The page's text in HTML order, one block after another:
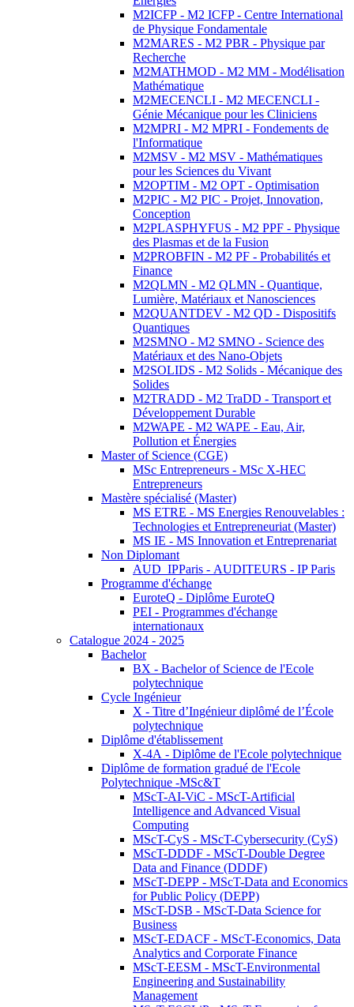
M2ICFP - M2 ICFP - Centre International
de Physique Fondamentale
M2MARES - M2 PBR - Physique par
Recherche
M2MATHMOD - M2 MM - Modélisation
Mathématique
M2MECENCLI - M2 MECENCLI -
Génie Mécanique pour les Cliniciens
M2MPRI - M2 MPRI - Fondements de
l'Informatique
M2MSV - M2 MSV - Mathématiques
pour les Sciences du Vivant
M2OPTIM - M2 OPT - Optimisation
M2PIC - M2 PIC - Projet, Innovation,
Conception
M2PLASPHYFUS - M2 PPF - Physique
des Plasmas et de la Fusion
M2PROBFIN - M2 PF - Probabilités et
Finance
M2QLMN - M2 QLMN - Quantique,
Lumière, Matériaux et Nanosciences
M2QUANTDEV - M2 QD - Dispositifs
Quantiques
M2SMNO - M2 SMNO - Science des
Matériaux et des Nano-Objets
M2SOLIDS - M2 Solids - Mécanique des
Solides
M2TRADD - M2 TraDD - Transport et
Développement Durable
M2WAPE - M2 WAPE - Eau, Air,
Pollution et Énergies
Master of Science (CGE)
MSc Entrepreneurs - MSc X-HEC
Entrepreneurs
Mastère spécialisé (Master)
MS ETRE - MS Energies Renouvelables :
Technologies et Entrepreneuriat (Master)
MS IE - MS Innovation et Entreprenariat
Non Diplomant
AUD_IPParis - AUDITEURS - IP Paris
Programme d'échange
EuroteQ - Diplôme EuroteQ
PEI - Programmes d'échange
internationaux
Catalogue 2024 - 2025
Bachelor
BX - Bachelor of Science de l'Ecole
polytechnique
Cycle Ingénieur
X - Titre d’Ingénieur diplômé de l’École
polytechnique
Diplôme d'établissement
X-4A - Diplôme de l'Ecole polytechnique
Diplôme de formation gradué de l'Ecole
Polytechnique -MSc&T
MScT-AI-ViC - MScT-Artificial
Intelligence and Advanced Visual
Computing
MScT-CyS - MScT-Cybersecurity (CyS)
MScT-DDDF - MScT-Double Degree
Data and Finance (DDDF)
MScT-DEPP - MScT-Data and Economics
for Public Policy (DEPP)
MScT-DSB - MScT-Data Science for
Business
MScT-EDACF - MScT-Economics, Data
Analytics and Corporate Finance
MScT-EESM - MScT-Environmental
Engineering and Sustainability
Management